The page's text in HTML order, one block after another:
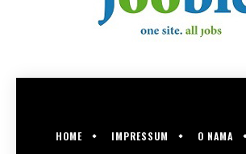
HOME IMPRESSUM O NAMA